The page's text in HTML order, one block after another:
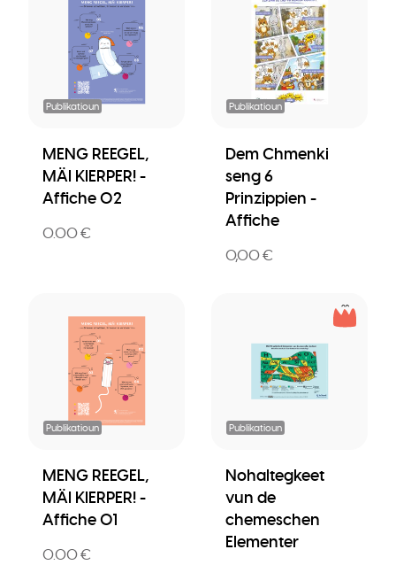
Publikatioun
MENG REEGEL,
MÄI KIERPER! -
Affiche 02
0.00 €
Publikatioun
Dem Chmenki
seng 6
Prinzippien -
Affiche
0,00 €
Publikatioun
MENG REEGEL,
MÄI KIERPER! -
Affiche 01
0.00 €
Publikatioun
Nohaltegkeet
vun de
chemeschen
Elementer